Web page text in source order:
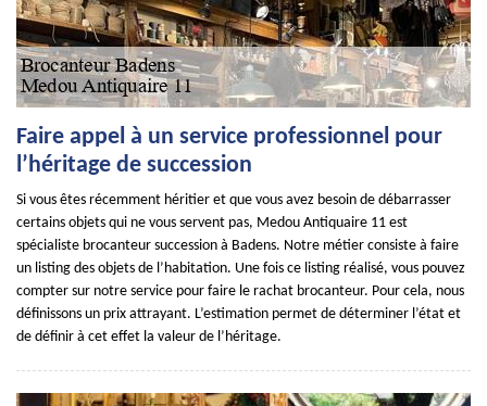
Faire appel à un service professionnel pour
l’héritage de succession
Si vous êtes récemment héritier et que vous avez besoin de débarrasser
certains objets qui ne vous servent pas, Medou Antiquaire 11 est
spécialiste brocanteur succession à Badens. Notre métier consiste à faire
un listing des objets de l’habitation. Une fois ce listing réalisé, vous pouvez
compter sur notre service pour faire le rachat brocanteur. Pour cela, nous
définissons un prix attrayant. L’estimation permet de déterminer l’état et
de définir à cet effet la valeur de l’héritage.